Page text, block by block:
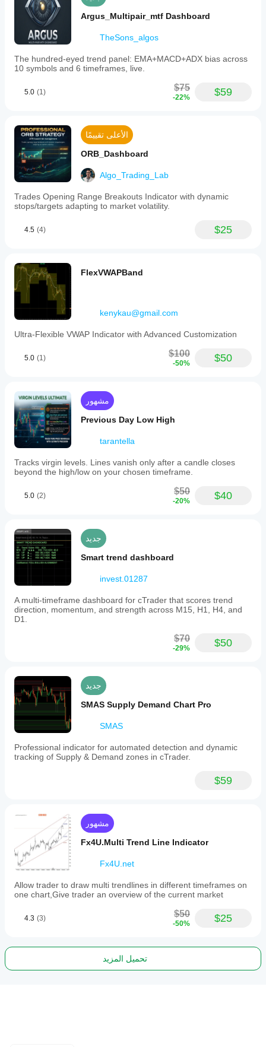
Argus_Multipair_mtf Dashboard
TheSons_algos
The hundred-eyed trend panel: EMA+MACD+ADX bias across
10 symbols and 6 timeframes, live.
5.0 (1) $75
-22% $59
الأعلى تقييمًا
ORB_Dashboard
Algo_Trading_Lab
Trades Opening Range Breakouts Indicator with dynamic
stops/targets adapting to market volatility.
4.5 (4) $25
FlexVWAPBand
kenykau@gmail.com
Ultra-Flexible VWAP Indicator with Advanced Customization
5.0 (1) $100
-50% $50
مشهور
Previous Day Low High
tarantella
Tracks virgin levels. Lines vanish only after a candle closes
beyond the high/low on your chosen timeframe.
5.0 (2) $50
-20% $40
جديد
Smart trend dashboard
invest.01287
A multi-timeframe dashboard for cTrader that scores trend
direction, momentum, and strength across M15, H1, H4, and
D1.
$70
-29% $50
جديد
SMAS Supply Demand Chart Pro
SMAS
Professional indicator for automated detection and dynamic
tracking of Supply & Demand zones in cTrader.
$59
مشهور
Fx4U.Multi Trend Line Indicator
Fx4U.net
Allow trader to draw multi trendlines in different timeframes on
one chart,Give trader an overview of the current market
4.3 (3) $50
-50% $25
تحميل المزيد